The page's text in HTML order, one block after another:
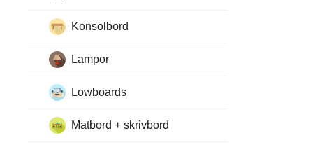
Konsolbord
Lampor
Lowboards
Matbord + skrivbord